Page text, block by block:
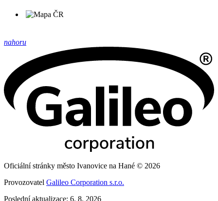
nahoru
Oficiální stránky město Ivanovice na Hané © 2026
Provozovatel Galileo Corporation s.r.o.
Poslední aktualizace: 6. 8. 2026